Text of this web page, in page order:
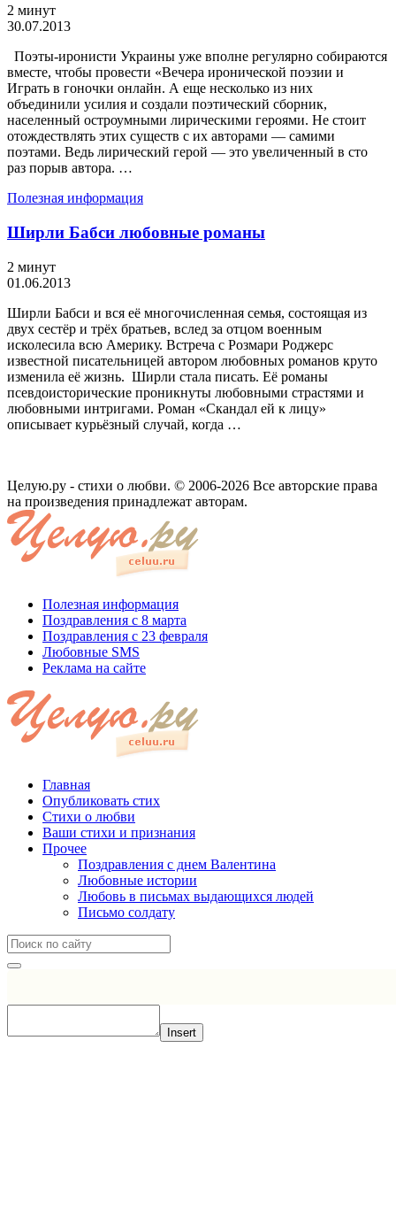
2 минут
30.07.2013
Поэты-иронисти Украины уже вполне регулярно собираются
вместе, чтобы провести «Вечера иронической поэзии и
Играть в гоночки онлайн. А еще несколько из них
объединили усилия и создали поэтический сборник,
населенный остроумными лирическими героями. Не стоит
отождествлять этих существ с их авторами — самими
поэтами. Ведь лирический герой — это увеличенный в сто
раз порыв автора. …
Полезная информация
Ширли Бабси любовные романы
2 минут
01.06.2013
Ширли Бабси и вся её многочисленная семья, состоящая из
двух сестёр и трёх братьев, вслед за отцом военным
исколесила всю Америку. Встреча с Розмари Роджерс
известной писательницей автором любовных романов круто
изменила её жизнь. Ширли стала писать. Её романы
псевдоисторические проникнуты любовными страстями и
любовными интригами. Роман «Скандал ей к лицу»
описывает курьёзный случай, когда …
Целую.ру - стихи о любви. © 2006-2026 Все авторские права
на произведения принадлежат авторам.
Полезная информация
Поздравления с 8 марта
Поздравления с 23 февраля
Любовные SMS
Реклама на сайте
Главная
Опубликовать стих
Стихи о любви
Ваши стихи и признания
Прочее
Поздравления с днем Валентина
Любовные истории
Любовь в письмах выдающихся людей
Письмо солдату
Insert